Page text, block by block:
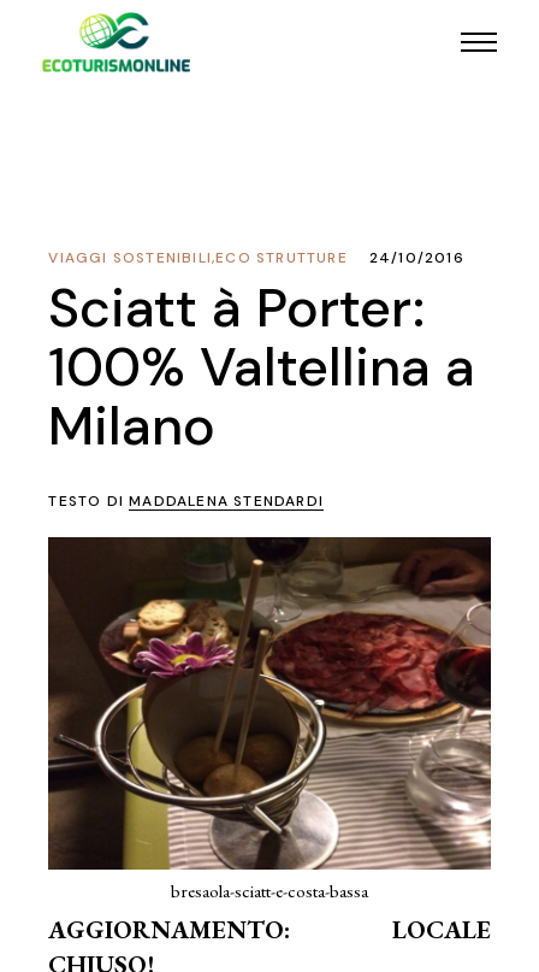
ECO STRUTTURE
,
VIAGGI SOSTENIBILI 24/10/2016
Sciatt à Porter:
100% Valtellina a
Milano
TESTO DIMADDALENA STENDARDI
bresaola-sciatt-e-costa-bassa
AGGIORNAMENTO: LOCALE
CHIUSO!